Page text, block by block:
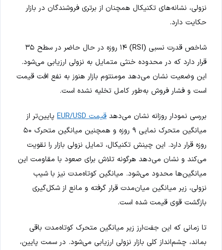
نزولی، نشانه‌های تکنیکال همچنان از برتری فروشندگان در بازار
حکایت دارد.
شاخص قدرت نسبی (RSI) ۱۴ روزه در حال حاضر در سطح ۳۵
قرار دارد که در محدوده خنثی متمایل به نزولی ارزیابی می‌شود.
این وضعیت نشان می‌دهد مومنتوم بازار هنوز به نفع افت قیمت
است و فشار فروش به‌طور کامل تخلیه نشده است.
بررسی نمودار روزانه نشان می‌دهد قیمت EUR/USD
پایین‌تر از
میانگین متحرک نمایی ۹ روزه و همچنین میانگین متحرک ۵۰
روزه قرار دارد. این چینش تکنیکال، تمایل نزولی بازار را تقویت
می‌کند و نشان می‌دهد هرگونه تلاش برای صعود با مقاومت این
میانگین‌ها محدود می‌شود. میانگین کوتاه‌مدت نیز با شیب
نزولی، زیر میانگین میان‌مدت قرار گرفته و مانع از شکل‌گیری
بازگشت قوی قیمت شده است.
تا زمانی که این جفت‌ارز زیر میانگین متحرک کوتاه‌مدت باقی
بماند، چشم‌انداز کلی بازار نزولی ارزیابی می‌شود. در سمت پایین،